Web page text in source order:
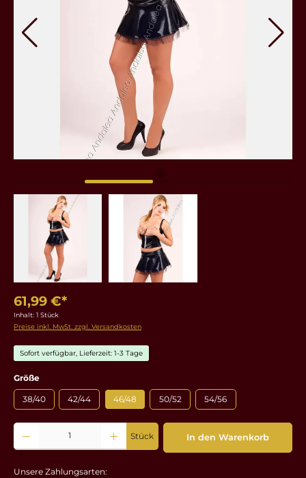
61,99 €*
Inhalt: 1 Stück
Preise inkl. MwSt. zzgl. Versandkosten
Sofort verfügbar, Lieferzeit: 1-3 Tage
Größeauswählen
38/40 42/44 46/48 50/52 54/56
Produkt Anzahl: Gib den gewünschten Wert ein oder benutze die Schaltflächen um
Stück In den Warenkorb
Unsere Zahlungsarten: